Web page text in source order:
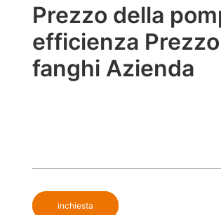
Prezzo della
efficienza
fanghi Azienda
inchiesta